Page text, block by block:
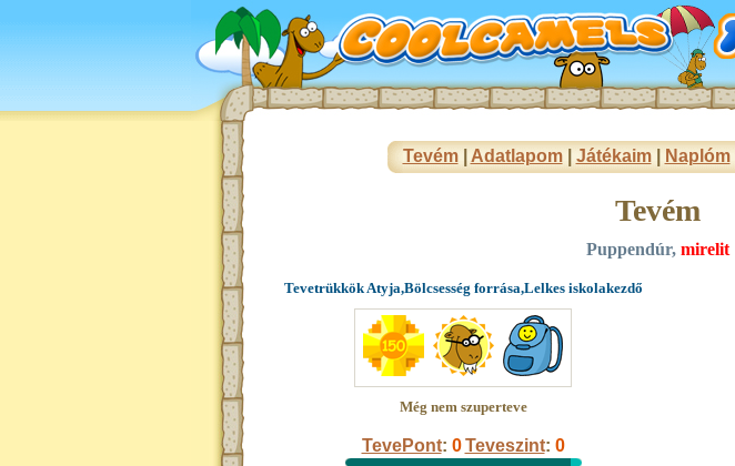
Tevém| Adatlapom| Játékaim| Naplóm|
Tevém
Puppendúr, mirelit
Tevetrükkök Atyja,Bölcsesség forrása,Lelkes iskolakezdő
Még nem szuperteve
TevePont: 0 Teveszint: 0